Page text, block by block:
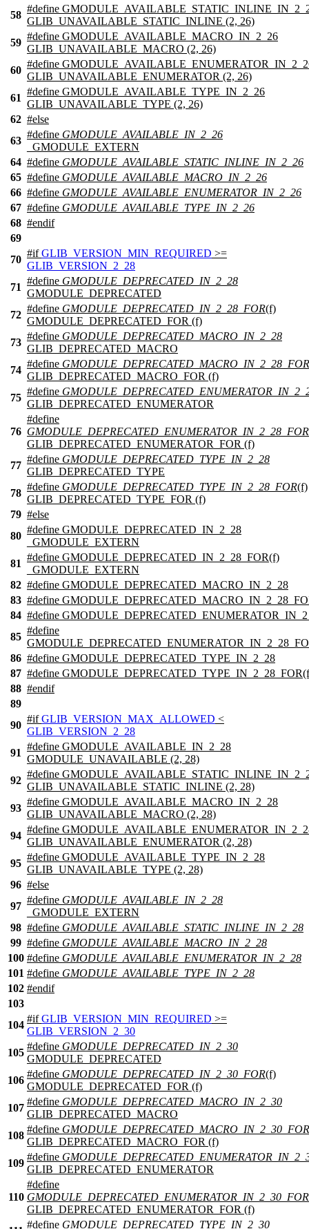
58
#define
GLIB_UNAVAILABLE_STATIC_INLINE (2, 26)
59
#define GMODULE_AVAILABLE_MACRO_IN_2_26
GLIB_UNAVAILABLE_MACRO (2, 26)
60
#define
GLIB_UNAVAILABLE_ENUMERATOR (2, 26)
61
#define GMODULE_AVAILABLE_TYPE_IN_2_26
GLIB_UNAVAILABLE_TYPE (2, 26)
62 #else
63
#define GMODULE_AVAILABLE_IN_2_26
_GMODULE_EXTERN
64 #define GMODULE_AVAILABLE_STATIC_INLINE_IN_2_26
65 #define GMODULE_AVAILABLE_MACRO_IN_2_26
66 #define GMODULE_AVAILABLE_ENUMERATOR_IN_2_26
67 #define GMODULE_AVAILABLE_TYPE_IN_2_26
68 #endif
69
70
#if GLIB_VERSION_MIN_REQUIRED >=
GLIB_VERSION_2_28
71
#define GMODULE_DEPRECATED_IN_2_28
GMODULE_DEPRECATED
72
#define GMODULE_DEPRECATED_IN_2_28_FOR(f)
GMODULE_DEPRECATED_FOR (f)
73
#define GMODULE_DEPRECATED_MACRO_IN_2_28
GLIB_DEPRECATED_MACRO
74
#define GMODULE_DEPRECATED_MACRO_IN_2_28_FOR
GLIB_DEPRECATED_MACRO_FOR (f)
75
#define
GLIB_DEPRECATED_ENUMERATOR
76
#define
GMODULE_DEPRECATED_ENUMERATOR_IN_2_28_FOR
GLIB_DEPRECATED_ENUMERATOR_FOR (f)
77
#define GMODULE_DEPRECATED_TYPE_IN_2_28
GLIB_DEPRECATED_TYPE
78
#define GMODULE_DEPRECATED_TYPE_IN_2_28_FOR(f)
GLIB_DEPRECATED_TYPE_FOR (f)
79 #else
80
#define GMODULE_DEPRECATED_IN_2_28
_GMODULE_EXTERN
81
#define GMODULE_DEPRECATED_IN_2_28_FOR(f)
_GMODULE_EXTERN
82 #define GMODULE_DEPRECATED_MACRO_IN_2_28
83 #define
84 #define
85
#define
86 #define GMODULE_DEPRECATED_TYPE_IN_2_28
87 #define
88 #endif
89
90
#if GLIB_VERSION_MAX_ALLOWED <
GLIB_VERSION_2_28
91
#define GMODULE_AVAILABLE_IN_2_28
GMODULE_UNAVAILABLE (2, 28)
92
#define
GLIB_UNAVAILABLE_STATIC_INLINE (2, 28)
93
#define GMODULE_AVAILABLE_MACRO_IN_2_28
GLIB_UNAVAILABLE_MACRO (2, 28)
94
#define
GLIB_UNAVAILABLE_ENUMERATOR (2, 28)
95
#define GMODULE_AVAILABLE_TYPE_IN_2_28
GLIB_UNAVAILABLE_TYPE (2, 28)
96 #else
97
#define GMODULE_AVAILABLE_IN_2_28
_GMODULE_EXTERN
98 #define GMODULE_AVAILABLE_STATIC_INLINE_IN_2_28
99 #define GMODULE_AVAILABLE_MACRO_IN_2_28
100 #define GMODULE_AVAILABLE_ENUMERATOR_IN_2_28
101 #define GMODULE_AVAILABLE_TYPE_IN_2_28
102 #endif
103
104
#if GLIB_VERSION_MIN_REQUIRED >=
GLIB_VERSION_2_30
105
#define GMODULE_DEPRECATED_IN_2_30
GMODULE_DEPRECATED
106
#define GMODULE_DEPRECATED_IN_2_30_FOR(f)
GMODULE_DEPRECATED_FOR (f)
107
#define GMODULE_DEPRECATED_MACRO_IN_2_30
GLIB_DEPRECATED_MACRO
108
#define GMODULE_DEPRECATED_MACRO_IN_2_30_FOR
GLIB_DEPRECATED_MACRO_FOR (f)
109
#define
GLIB_DEPRECATED_ENUMERATOR
110
#define
GMODULE_DEPRECATED_ENUMERATOR_IN_2_30_FOR
GLIB_DEPRECATED_ENUMERATOR_FOR (f)
#define GMODULE_DEPRECATED_TYPE_IN_2_30